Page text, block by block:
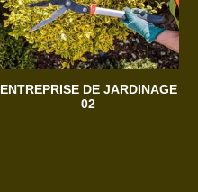
ENTREPRISE DE JARDINAGE
02